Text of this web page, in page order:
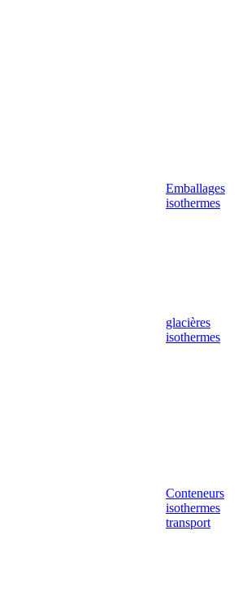
Emballages
isothermes
glacières
isothermes
Conteneurs
isothermes
transport